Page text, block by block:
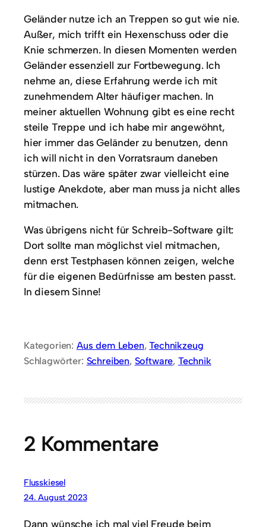
Geländer nutze ich an Treppen so gut wie nie.
Außer, mich trifft ein Hexenschuss oder die
Knie schmerzen. In diesen Momenten werden
Geländer essenziell zur Fortbewegung. Ich
nehme an, diese Erfahrung werde ich mit
zunehmendem Alter häufiger machen. In
meiner aktuellen Wohnung gibt es eine recht
steile Treppe und ich habe mir angewöhnt,
hier immer das Geländer zu benutzen, denn
ich will nicht in den Vorratsraum daneben
stürzen. Das wäre später zwar vielleicht eine
lustige Anekdote, aber man muss ja nicht alles
mitmachen.
Was übrigens nicht für Schreib-Software gilt:
Dort sollte man möglichst viel mitmachen,
denn erst Testphasen können zeigen, welche
für die eigenen Bedürfnisse am besten passt.
In diesem Sinne!
Kategorien: Aus dem Leben, Technikzeug
Schlagwörter: Schreiben, Software, Technik
2 Kommentare
Flusskiesel
24. August 2023
Dann wünsche ich mal viel Freude beim